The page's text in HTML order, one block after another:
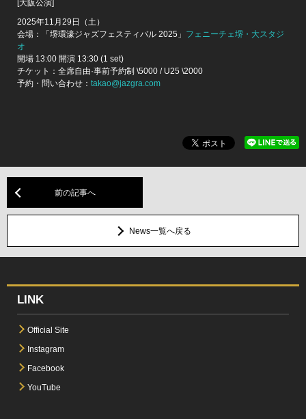
[大阪公演]
2025年11月29日（土）
会場：「堺環濠ジャズフェスティバル 2025」 フェニーチェ堺・大スタジ
オ
開場 13:00 開演 13:30 (1 set)
チケット：全席自由·事前予約制 \5000 / U25 \2000
予約・問い合わせ： takao@jazgra.com
前の記事へ
News一覧へ戻る
LINK
Official Site
Instagram
Facebook
YouTube